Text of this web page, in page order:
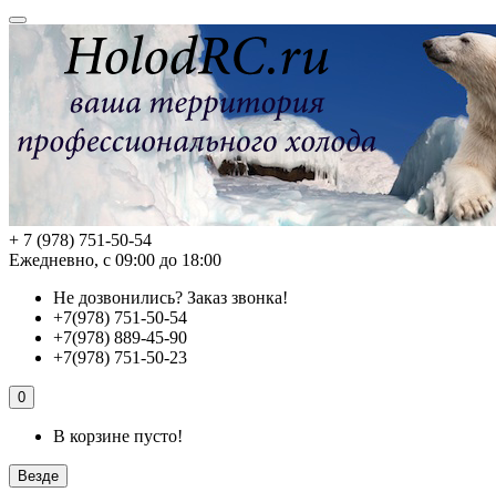
+ 7 (978) 751-50-54
Ежедневно, с 09:00 до 18:00
Не дозвонились? Заказ звонка!
+7(978) 751-50-54
+7(978) 889-45-90
+7(978) 751-50-23
0
В корзине пусто!
Везде